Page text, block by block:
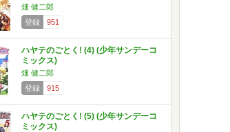
畑 健二郎
登録
951
ハヤテのごとく! (4) (少年サンデーコ
ミックス)
畑 健二郎
登録
915
ハヤテのごとく! (5) (少年サンデーコ
ミックス)